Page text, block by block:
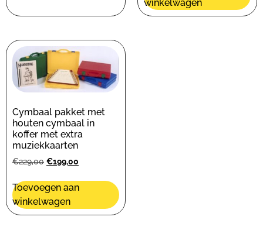
winkelwagen
Cymbaal pakket met
houten cymbaal in
koffer met extra
muziekkaarten
€229,00 €199,00
Toevoegen aan
winkelwagen